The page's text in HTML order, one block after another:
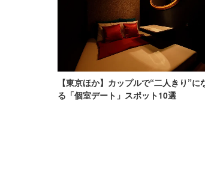
【東京ほか】カップルで“二人きり”に
る「個室デート」スポット10選